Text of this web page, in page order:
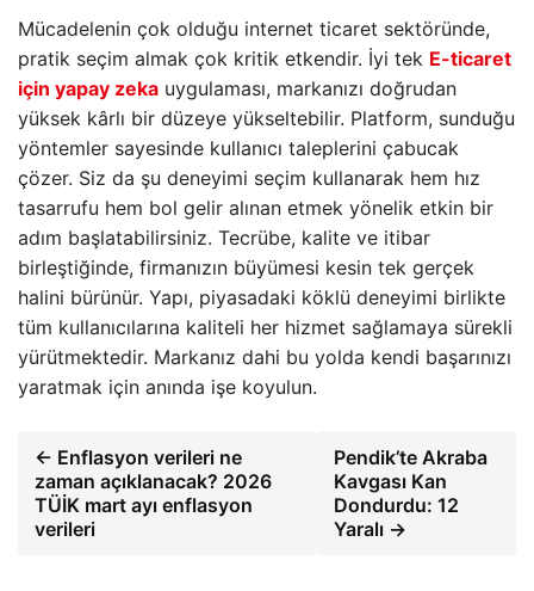
Mücadelenin çok olduğu internet ticaret sektöründe,
pratik seçim almak çok kritik etkendir. İyi tek E-ticaret
için yapay zeka uygulaması, markanızı doğrudan
yüksek kârlı bir düzeye yükseltebilir. Platform, sunduğu
yöntemler sayesinde kullanıcı taleplerini çabucak
çözer. Siz da şu deneyimi seçim kullanarak hem hız
tasarrufu hem bol gelir alınan etmek yönelik etkin bir
adım başlatabilirsiniz. Tecrübe, kalite ve itibar
birleştiğinde, firmanızın büyümesi kesin tek gerçek
halini bürünür. Yapı, piyasadaki köklü deneyimi birlikte
tüm kullanıcılarına kaliteli her hizmet sağlamaya sürekli
yürütmektedir. Markanız dahi bu yolda kendi başarınızı
yaratmak için anında işe koyulun.
← Enflasyon verileri ne
zaman açıklanacak? 2026
TÜİK mart ayı enflasyon
verileri
Pendik’te Akraba
Kavgası Kan
Dondurdu: 12
Yaralı →